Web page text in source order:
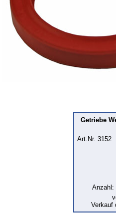
Zündung
Zylinderkopf
Hinterachse
Kugelgelenke, Zubehör
Getriebe
Art.Nr. 3152
Anzahl:
Verkauf